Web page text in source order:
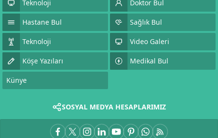
Teknoloji Doktor Bul
Hastane Bul Sağlık Bul
Teknoloji Video Galeri
Köşe Yazıları Medikal Bul
Künye
SOSYAL MEDYA HESAPLARIMIZ